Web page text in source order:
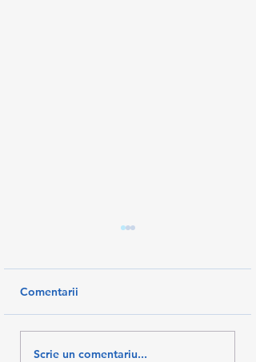
PAȘI ÎNAINTE PENTRU
Comentarii
Scrie un comentariu...